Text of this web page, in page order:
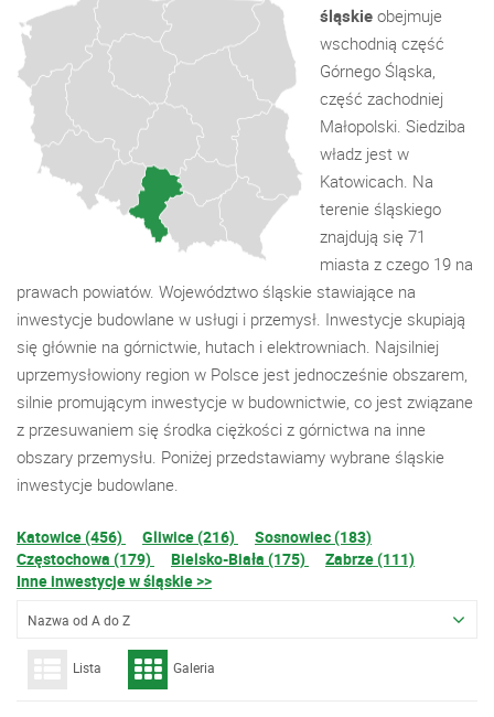
śląskie obejmuje
wschodnią część
Górnego Śląska,
część zachodniej
Małopolski. Siedziba
władz jest w
Katowicach. Na
terenie śląskiego
znajdują się 71
miasta z czego 19 na
prawach powiatów. Województwo śląskie stawiające na
inwestycje budowlane w usługi i przemysł. Inwestycje skupiają
się głównie na górnictwie, hutach i elektrowniach. Najsilniej
uprzemysłowiony region w Polsce jest jednocześnie obszarem,
silnie promującym inwestycje w budownictwie, co jest związane
z przesuwaniem się środka ciężkości z górnictwa na inne
obszary przemysłu. Poniżej przedstawiamy wybrane śląskie
inwestycje budowlane.
Katowice (456) Gliwice (216)
Sosnowiec (183)
Częstochowa (179)
Bielsko-Biała (175)
Zabrze (111)
Inne inwestycje w śląskie >>
Nazwa od A do Z
Lista Galeria